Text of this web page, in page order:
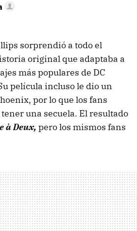
sorprendió a todo el
original que adaptaba a
más populares de DC
película incluso le dio un
por lo que los fans
una secuela. El resultado
à Deux, pero los mismos fans